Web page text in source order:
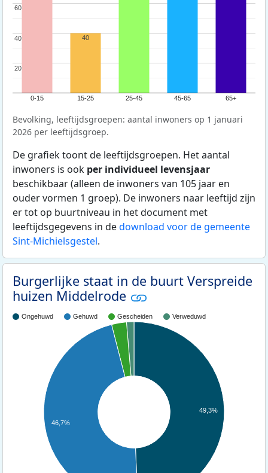
0-15 15-25 25-45 45-65 65+
20
20
40
40
60
60
40
Bevolking, leeftijdsgroepen: aantal inwoners op 1 januari
2026 per leeftijdsgroep.
De grafiek toont de leeftijdsgroepen. Het aantal
inwoners is ook per individueel levensjaar
beschikbaar (alleen de inwoners van 105 jaar en
ouder vormen 1 groep). De inwoners naar leeftijd zijn
er tot op buurtniveau in het document met
leeftijdsgegevens in dedownload voor de gemeente
Sint-Michielsgestel.
Burgerlijke staat in de buurt Verspreide
huizen Middelrode
Ongehuwd Gehuwd Gescheiden Verweduwd
49,3%
46,7%